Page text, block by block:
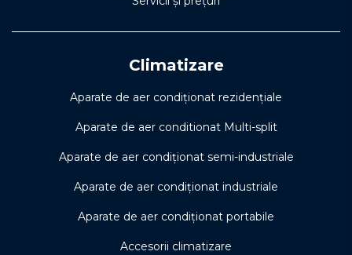
Climatizare
Aparate de aer condiționat rezidențiale
Aparate de aer conditionat Multi-split
Aparate de aer condiționat semi-industriale
Aparate de aer condiționat industriale
Aparate de aer condiționat portabile
Accesorii climatizare